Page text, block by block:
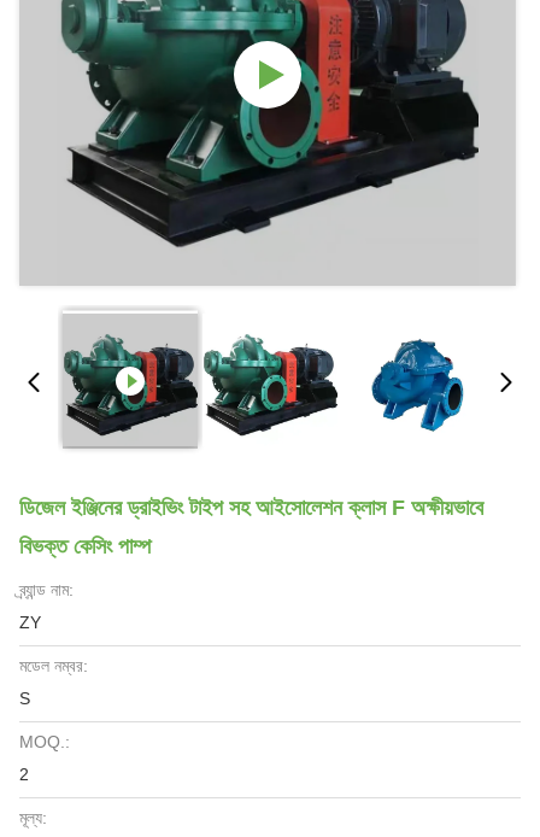
ডিজেল ইঞ্জিনের ড্রাইভিং টাইপ সহ আইসোলেশন ক্লাস F অক্ষীয়ভাবে
বিভক্ত কেসিং পাম্প
ব্র্যান্ড নাম:
ZY
মডেল নম্বর:
S
MOQ.:
2
মূল্য: